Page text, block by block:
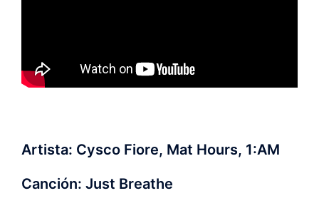
Artista: Cysco Fiore, Mat Hours, 1:AM
Canción: Just Breathe